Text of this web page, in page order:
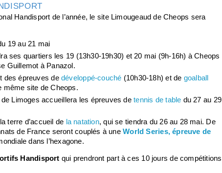
Handisport de l’année, le site Limougeaud de Cheops sera
19 au 21 mai
ses quartiers les 19 (13h30-19h30) et 20 mai (9h-16h) à Cheops
Guillemot à Panazol.
des épreuves dedéveloppé-couché (10h30-18h) et de goalball
site de Cheops.
Limoges accueillera les épreuves detennis de table du 27 au 29
terre d’accueil de la natation, qui se tiendra du 26 au 28 mai. De
de France seront couplés à uneWorld Series, épreuve de
dans l’hexagone.
Handisport qui prendront part à ces 10 jours de compétitions